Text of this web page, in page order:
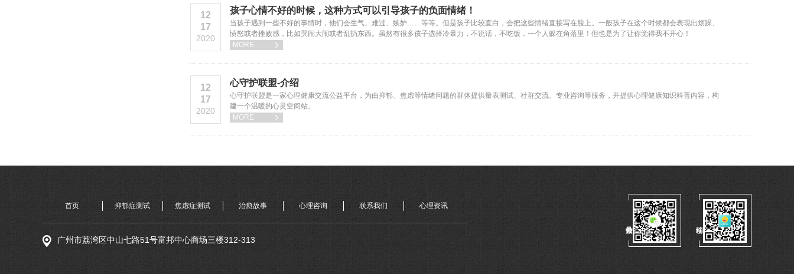
12
17
2020
孩子心情不好的时候，这种方式可以引导孩子的负面情绪！
当孩子遇到一些不好的事情时，他们会生气、难过、嫉妒……等等。但是孩子比较直白，会把这些情绪直接写在脸上。一般孩子在这个时候都会表现出烦躁、
愤怒或者挫败感，比如哭闹大闹或者乱扔东西。虽然有很多孩子选择冷暴力，不说话，不吃饭，一个人躲在角落里！但也是为了让你觉得我不开心！
MORE

12
17
2020
心守护联盟-介绍
心守护联盟是一家心理健康交流公益平台，为由抑郁、焦虑等情绪问题的群体提供量表测试、社群交流、专业咨询等服务，并提供心理健康知识科普内容，构
建一个温暖的心灵空间站。
MORE

首页 抑郁症测试 焦虑症测试 治愈故事 心理咨询 联系我们 心理资讯
广州市荔湾区中山七路51号富邦中心商场三楼312-313